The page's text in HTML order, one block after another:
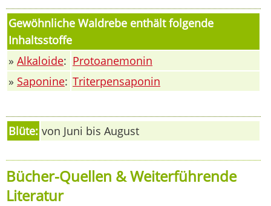
Gewöhnliche Waldrebe enthält folgende
Inhaltsstoffe
» Alkaloide: Protoanemonin
» Saponine: Triterpensaponin
Blüte: von Juni bis August
Bücher-Quellen & Weiterführende
Literatur